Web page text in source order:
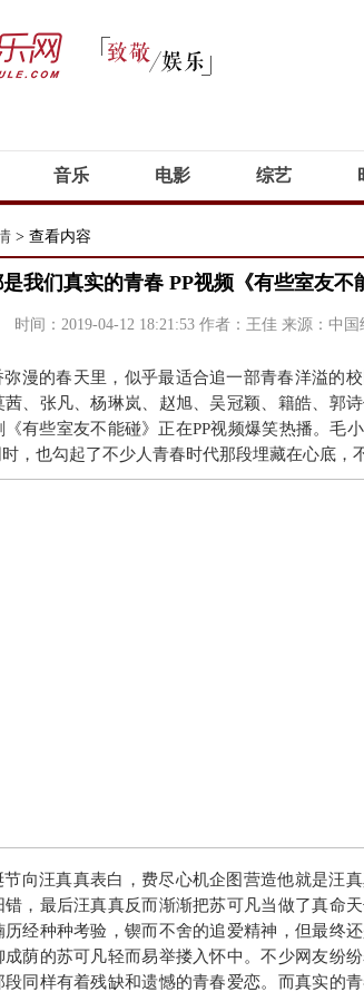
音乐 电影 综艺
> 查看内容
我们真实的青春 PP视频《有些室友不
时间：2019-04-12 18:21:53 作者：王佳 来源：中国
漫的春天里，似乎最适合追一部青春洋溢的
、张凡、杨琳岚、赵旭、吴冠颖、籍皓、郭
有些室友不能碰》正在PP视频爆笑热播。毛
，也勾起了不少人青春时代那段埋藏在心底，
向汪真真表白，费尽心机企图营造他就是汪
，最后汪真真反而渐渐把苏可凡当做了真命
经种种考验，锲而不舍的追爱精神，但最终
荫的苏可凡轻而易举搂入怀中。不少网友纷
同样有着残缺和遗憾的青春爱恋。而真实的